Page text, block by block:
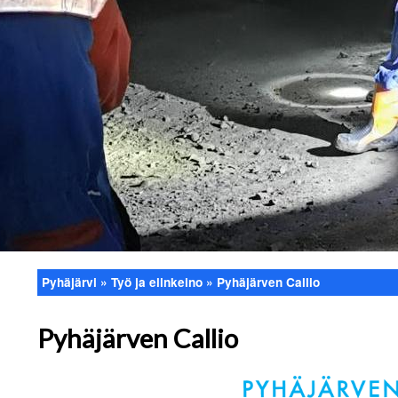
Murupolku
Pyhäjärvi Työ ja elinkeino Pyhäjärven Callio
Pyhäjärven Callio